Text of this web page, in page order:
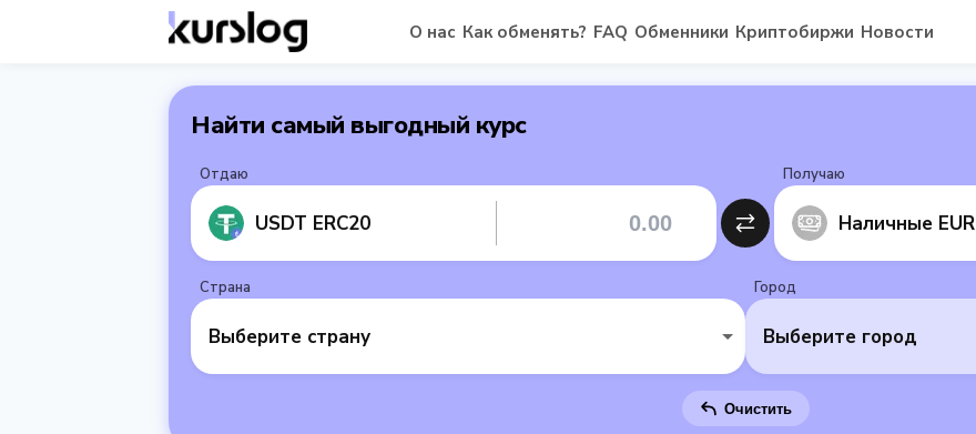
О нас Как обменять? FAQ Обменники Криптобиржи Новости
Найти самый выгодный курс
Отдаю
USDT ERC20
Получаю
Наличные EUR
Страна
Выберите страну
Город
Выберите город
Очистить